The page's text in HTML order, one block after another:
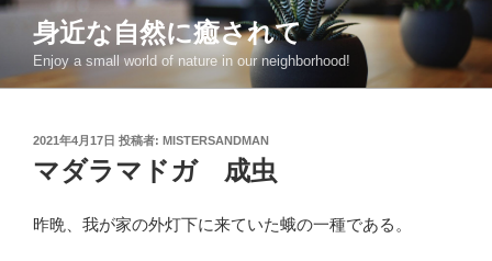
コ
ン
身近な自然に癒されて
Enjoy a small world of nature in our neighborhood!
投
日:
2021年4月17日 投稿者: MISTERSANDMAN
マダラマドガ 成虫
昨晩、我が家の外灯下に来ていた蛾の一種である。